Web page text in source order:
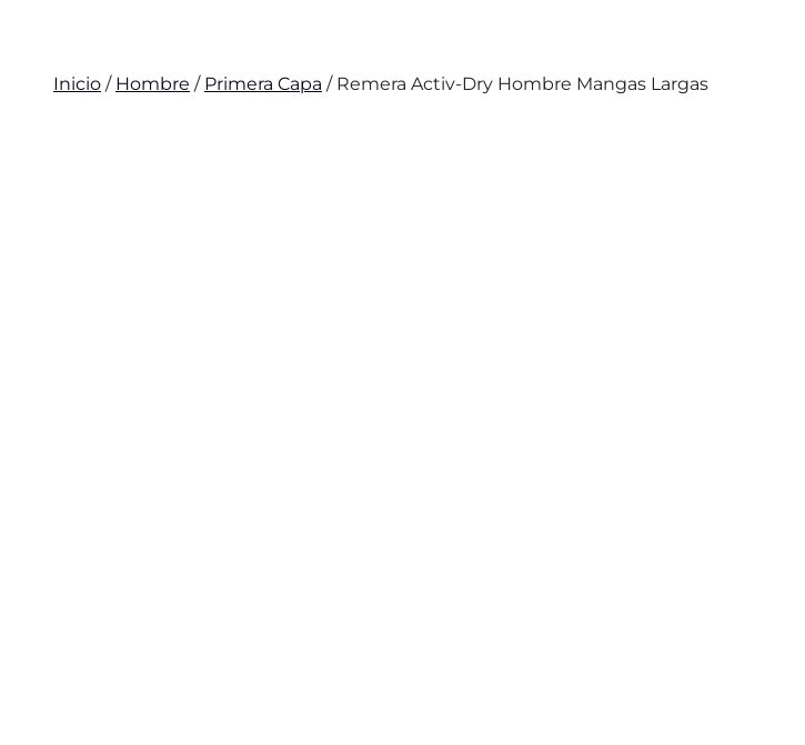
Inicio / Hombre / Primera Capa / Remera Activ-Dry Hombre Mangas Largas